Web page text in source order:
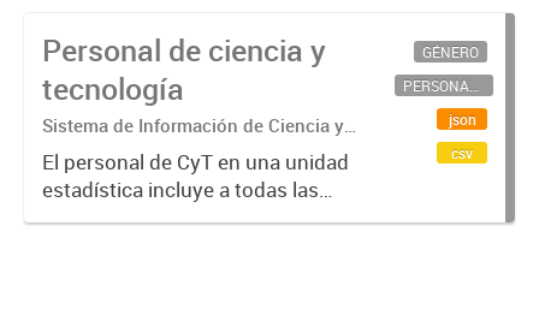
Personal de ciencia y
tecnología
Sistema de Información de Ciencia y
Tecnología Argentino (SICYTAR)
El personal de CyT en una unidad
estadística incluye a todas las
personas involucradas
GÉNERO
PERSONAL CIENTÍFICO-TECNOLÓGICO
json
csv